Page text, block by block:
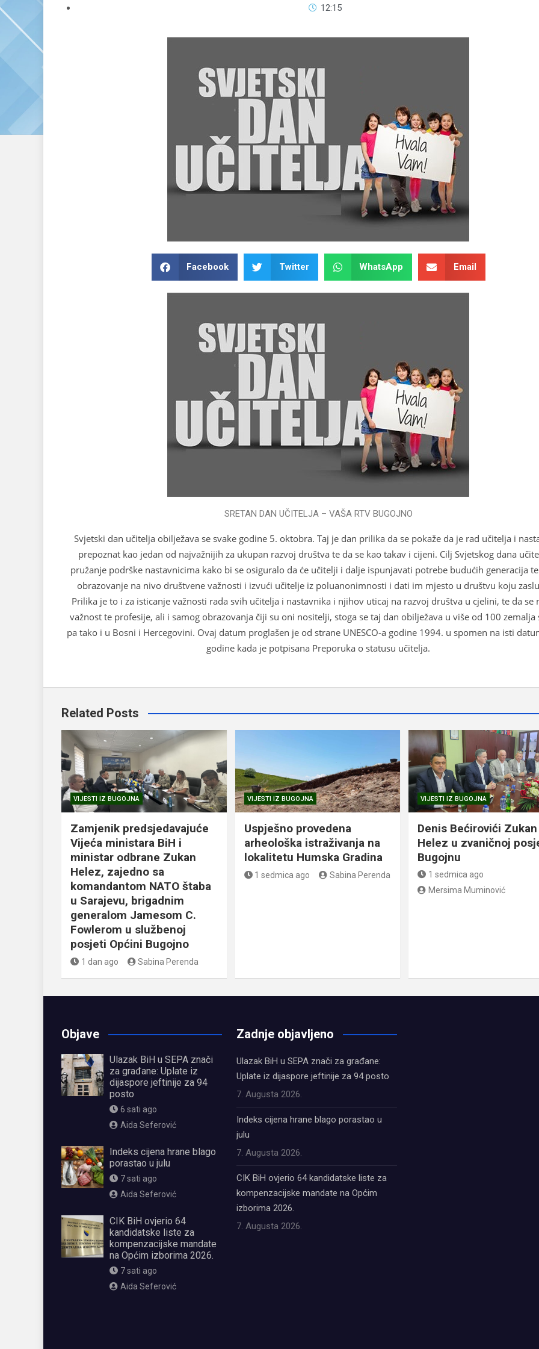
12:15
Facebook Twitter WhatsApp Email
SRETAN DAN UČITELJA – VAŠA RTV BUGOJNO
Svjetski dan učitelja obilježava se svake godine 5. oktobra. Taj je dan prilika da se pokaže da je rad učitelja i
prepoznat kao jedan od najvažnijih za ukupan razvoj društva te da se kao takav i cijeni. Cilj Svjetskog dana
pružanje podrške nastavnicima kako bi se osiguralo da će učitelji i dalje ispunjavati potrebe budućih generacija
obrazovanje na nivo društvene važnosti i izvući učitelje iz poluanonimnosti i dati im mjesto u društvu koju
Prilika je to i za isticanje važnosti rada svih učitelja i nastavnika i njihov uticaj na razvoj društva u cjelini, te da se
važnost te profesije, ali i samog obrazovanja čiji su oni nositelji, stoga se taj dan obilježava u više od 100 zemalja
pa tako i u Bosni i Hercegovini. Ovaj datum proglašen je od strane UNESCO-a godine 1994. u spomen na isti
godine kada je potpisana Preporuka o statusu učitelja.
Related Posts
VIJESTI IZ BUGOJNA
Zamjenik predsjedavajuće
Vijeća ministara BiH i
ministar odbrane Zukan
Helez, zajedno sa
komandantom NATO štaba
u Sarajevu, brigadnim
generalom Jamesom C.
Fowlerom u službenoj
posjeti Općini Bugojno
1 dan ago Sabina Perenda
VIJESTI IZ BUGOJNA
Uspješno provedena
arheološka istraživanja na
lokalitetu Humska Gradina
1 sedmica ago Sabina Perenda
VIJESTI IZ BUGOJNA
Denis Bećirovići Zukan
Helez u zvaničnoj
Bugojnu
1 sedmica ago
Mersima Muminović
Objave
Ulazak BiH u SEPA znači
za građane: Uplate iz
dijaspore jeftinije za 94
posto
6 sati ago
Aida Seferović
Indeks cijena hrane blago
porastao u julu
7 sati ago
Aida Seferović
CIK BiH ovjerio 64
kandidatske liste za
kompenzacijske mandate
na Općim izborima 2026.
7 sati ago
Aida Seferović
Zadnje objavljeno
Ulazak BiH u SEPA znači za građane:
Uplate iz dijaspore jeftinije za 94 posto
7. Augusta 2026.
Indeks cijena hrane blago porastao u
julu
7. Augusta 2026.
CIK BiH ovjerio 64 kandidatske liste za
kompenzacijske mandate na Općim
izborima 2026.
7. Augusta 2026.